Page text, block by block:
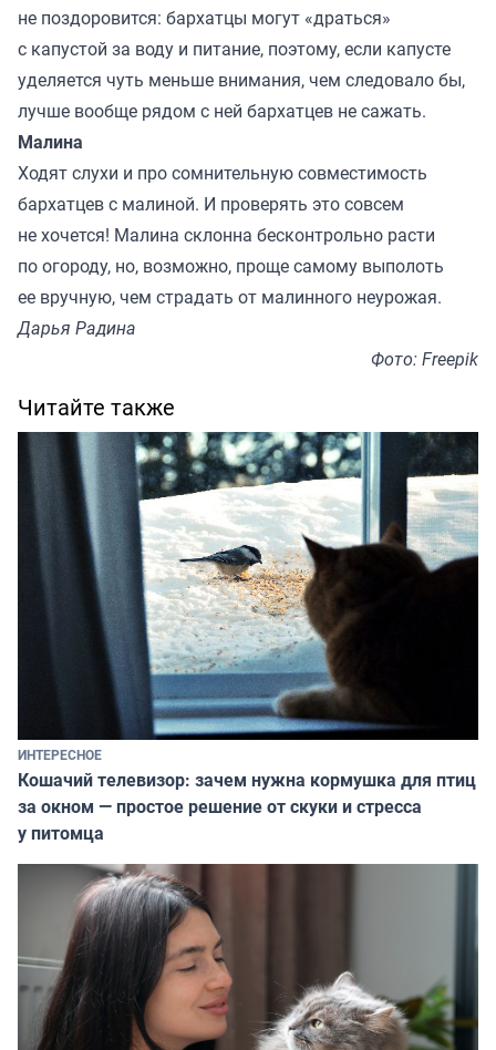
не поздоровится: бархатцы могут «драться»
с капустой за воду и питание, поэтому, если капусте
уделяется чуть меньше внимания, чем следовало бы,
лучше вообще рядом с ней бархатцев не сажать.
Малина
Ходят слухи и про сомнительную совместимость
бархатцев с малиной. И проверять это совсем
не хочется! Малина склонна бесконтрольно расти
по огороду, но, возможно, проще самому выполоть
ее вручную, чем страдать от малинного неурожая.
Дарья Радина
Фото: Freepik
Читайте также
ИНТЕРЕСНОЕ
Кошачий телевизор: зачем нужна кормушка для птиц
за окном — простое решение от скуки и стресса
у питомца